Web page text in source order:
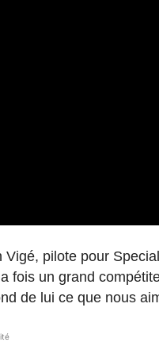
pilote pour
fois un grand
de lui ce que nous